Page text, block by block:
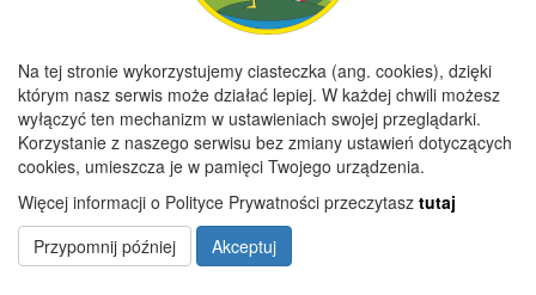
Copyright 2019@ Urząd Gminy Wola Uhruska
Na tej stronie wykorzystujemy ciasteczka (ang. cookies), dzięki
którym nasz serwis może działać lepiej. W każdej chwili możesz
wyłączyć ten mechanizm w ustawieniach swojej przeglądarki.
Korzystanie z naszego serwisu bez zmiany ustawień dotyczących
cookies, umieszcza je w pamięci Twojego urządzenia.
Więcej informacji o Polityce Prywatności przeczytasz tutaj
Przypomnij później
Akceptuj